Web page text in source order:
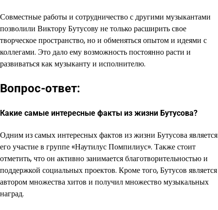
Совместные работы и сотрудничество с другими музыкантами
позволили Виктору Бутусову не только расширить свое
творческое пространство, но и обменяться опытом и идеями с
коллегами. Это дало ему возможность постоянно расти и
развиваться как музыканту и исполнителю.
Вопрос-ответ:
Какие самые интересные факты из жизни Бутусова?
Одним из самых интересных фактов из жизни Бутусова является
его участие в группе «Наутилус Помпилиус». Также стоит
отметить, что он активно занимается благотворительностью и
поддержкой социальных проектов. Кроме того, Бутусов является
автором множества хитов и получил множество музыкальных
наград.